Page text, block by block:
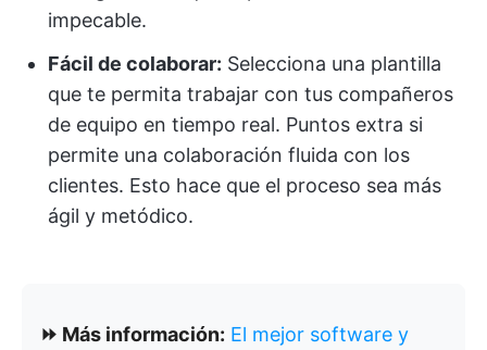
impecable.
Fácil de colaborar: Selecciona una plantilla
que te permita trabajar con tus compañeros
de equipo en tiempo real. Puntos extra si
permite una colaboración fluida con los
clientes. Esto hace que el proceso sea más
ágil y metódico.
⏩ Más información: El mejor software y